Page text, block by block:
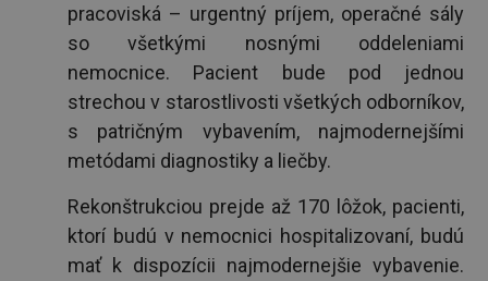
pracoviská – urgentný príjem, operačné sály
so všetkými nosnými oddeleniami
nemocnice. Pacient bude pod jednou
strechou v starostlivosti všetkých odborníkov,
s patričným vybavením, najmodernejšími
metódami diagnostiky a liečby.
Rekonštrukciou prejde až 170 lôžok, pacienti,
ktorí budú v nemocnici hospitalizovaní, budú
mať k dispozícii najmodernejšie vybavenie.